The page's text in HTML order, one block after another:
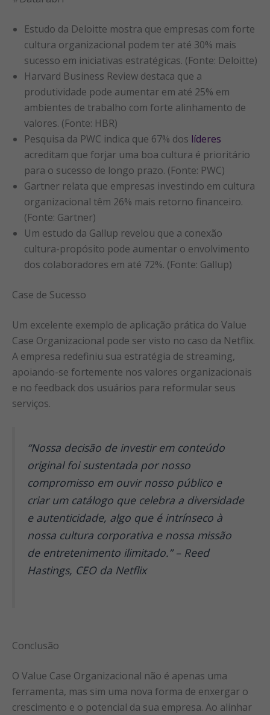
Estudo da Deloitte mostra que empresas com forte
cultura organizacional podem ter até 30% mais
sucesso em iniciativas estratégicas. (Fonte: Deloitte)
Harvard Business Review destaca que a
produtividade pode aumentar em até 25% em
ambientes de trabalho com forte alinhamento de
valores. (Fonte: HBR)
Pesquisa da PWC indica que 67% dos líderes
acreditam que forjar uma boa cultura é prioritário
para o sucesso de longo prazo. (Fonte: PWC)
Gartner relata que empresas investindo em cultura
organizacional têm 26% mais retorno financeiro.
(Fonte: Gartner)
Um estudo da Gallup revelou que a conexão
cultura-propósito pode aumentar o envolvimento
dos colaboradores em até 72%. (Fonte: Gallup)
Case de Sucesso
Um excelente exemplo de aplicação prática do Value
Case Organizacional pode ser visto no caso da Netflix.
A empresa redefiniu sua estratégia de streaming,
apoiando-se fortemente nos valores organizacionais
e no feedback dos usuários para reformular seus
serviços.
“Nossa decisão de investir em conteúdo
original foi sustentada por nosso
compromisso em ouvir nosso público e
criar um catálogo que celebra a diversidade
e autenticidade, algo que é intrínseco à
nossa cultura corporativa e nossa missão
de entretenimento ilimitado.” – Reed
Hastings, CEO da Netflix
Conclusão
O Value Case Organizacional não é apenas uma
ferramenta, mas sim uma nova forma de enxergar o
crescimento e o potencial da sua empresa. Ao alinhar